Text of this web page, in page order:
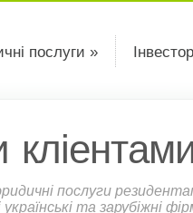
послуги »
послуги
та зарубіжні